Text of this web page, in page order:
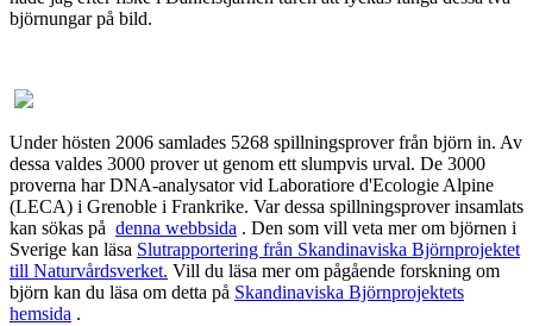
björnungar på bild.
Under hösten 2006 samlades 5268 spillningsprover från björn in. Av
dessa valdes 3000 prover ut genom ett slumpvis urval. De 3000
proverna har DNA-analysator vid Laboratiore d'Ecologie Alpine
(LECA) i Grenoble i Frankrike. Var dessa spillningsprover insamlats
kan sökas på denna webbsida . Den som vill veta mer om björnen i
Sverige kan läsa Slutrapportering från Skandinaviska Björnprojektet
till Naturvårdsverket. Vill du läsa mer om pågående forskning om
björn kan du läsa om detta på Skandinaviska Björnprojektets
hemsida .